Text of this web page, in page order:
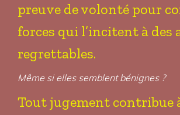
preuve de volonté pour
forces qui l’incitent à des
regrettables.
Même si elles semblent bénignes ?
Tout jugement contribue